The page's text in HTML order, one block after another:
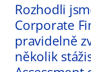
Rozhodli
Corporate
pravidelně
několik